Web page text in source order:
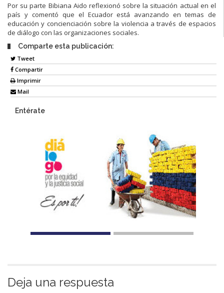
Por su parte Bibiana Aido reflexionó sobre la situación actual en el
país y comentó que el Ecuador está avanzando en temas de
educación y concienciación sobre la violencia a través de espacios
de diálogo con las organizaciones sociales.
Comparte esta publicación:
Tweet
Compartir
Imprimir
Mail
Entérate
Deja una respuesta